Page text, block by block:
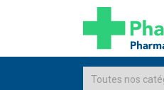
Toutes nos